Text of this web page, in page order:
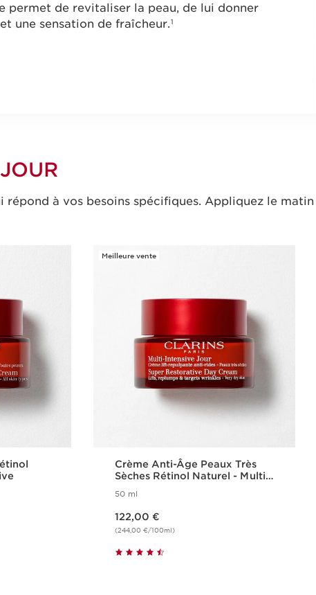
permet de revitaliser la peau, de lui donner
une sensation de fraîcheur. 1
répond à vos besoins spécifiques. Appliquez le
Meilleure vente
Crème Anti-Âge Peaux Très
Sèches Rétinol Naturel - Multi-
50 ml
122,00 €
(244,00 €/100ml)